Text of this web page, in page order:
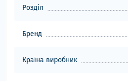
Розділ
Бренд
Країна виробник